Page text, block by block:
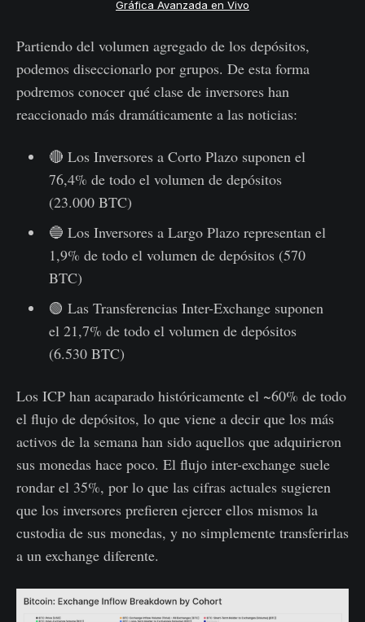
Gráfica Avanzada en Vivo
Partiendo del volumen agregado de los depósitos,
podemos diseccionarlo por grupos. De esta forma
podremos conocer qué clase de inversores han
reaccionado más dramáticamente a las noticias:
🔴 Los Inversores a Corto Plazo suponen el
76,4% de todo el volumen de depósitos
(23.000 BTC)
🔵 Los Inversores a Largo Plazo representan el
1,9% de todo el volumen de depósitos (570
BTC)
🟢 Las Transferencias Inter-Exchange suponen
el 21,7% de todo el volumen de depósitos
(6.530 BTC)
Los ICP han acaparado históricamente el ~60% de todo
el flujo de depósitos, lo que viene a decir que los más
activos de la semana han sido aquellos que adquirieron
sus monedas hace poco. El flujo inter-exchange suele
rondar el 35%, por lo que las cifras actuales sugieren
que los inversores prefieren ejercer ellos mismos la
custodia de sus monedas, y no simplemente transferirlas
a un exchange diferente.